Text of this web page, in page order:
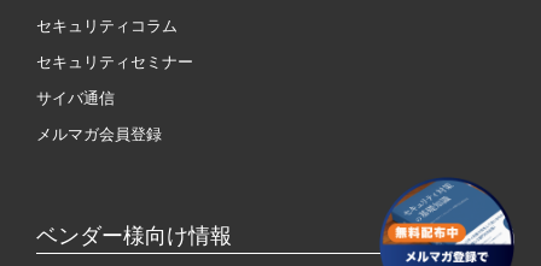
セキュリティコラム
セキュリティセミナー
サイバ通信
メルマガ会員登録
ベンダー様向け情報